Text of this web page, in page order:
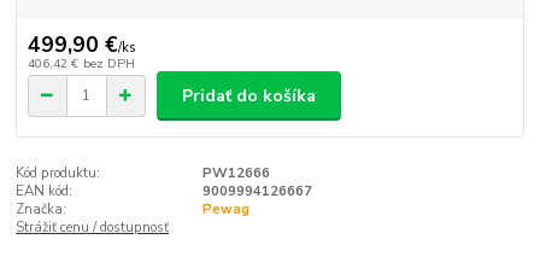
499,90 €/ks
406,42 € bez DPH
Pridať do košíka
Kód produktu:
PW12666
EAN kód:
9009994126667
Značka:
Pewag
Strážiť cenu / dostupnosť